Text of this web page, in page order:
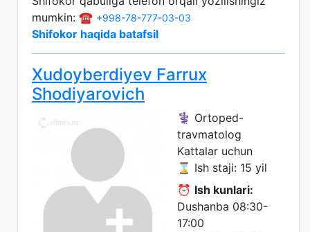
mumkin: ☎️ +998-78-777-03-03
Shifokor haqida batafsil
Xudoyberdiyev Farrux
Shodiyarovich
⚕️ Ortoped-
travmatolog
Kattalar uchun
⌛ Ish staji: 15 yil
⏰ Ish kunlari:
Dushanba 08:30-
17:00